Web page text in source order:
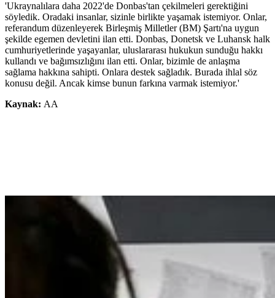
'Ukraynalılara daha 2022'de Donbas'tan çekilmeleri gerektiğini
söyledik. Oradaki insanlar, sizinle birlikte yaşamak istemiyor. Onlar,
referandum düzenleyerek Birleşmiş Milletler (BM) Şartı'na uygun
şekilde egemen devletini ilan etti. Donbas, Donetsk ve Luhansk halk
cumhuriyetlerinde yaşayanlar, uluslararası hukukun sunduğu hakkı
kullandı ve bağımsızlığını ilan etti. Onlar, bizimle de anlaşma
sağlama hakkına sahipti. Onlara destek sağladık. Burada ihlal söz
konusu değil. Ancak kimse bunun farkına varmak istemiyor.'
Kaynak: AA